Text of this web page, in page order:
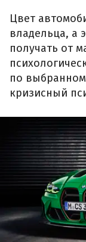
Цвет
владельца, а
получать от
по
кризисный